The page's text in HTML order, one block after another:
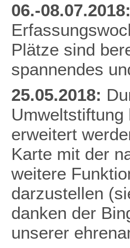
06.-08.07.2018:
Plätze sind
spannendes
25.05.2018:
erweitert
Karte mit der
weitere
darzustellen
danken der
unserer